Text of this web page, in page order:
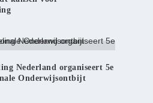
Nederland organiseert 5e
Onderwijsontbijt